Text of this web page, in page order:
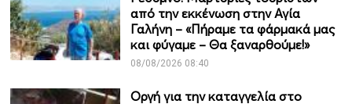
από την εκκένωση στην Αγία
Γαλήνη – «Πήραμε τα φάρμακά μας
και φύγαμε – Θα ξαναρθούμε!»
08/08/2026 08:40
Οργή για την καταγγελία στο